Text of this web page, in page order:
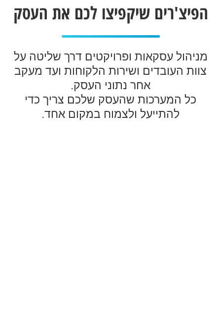
הפיצ'רים שיקפיצו לכם את העסק
מניהול עסקאות ופרויקטים דרך שליטה על
צוות העובדים ושירות הלקוחות ועד מעקב
אחר נתוני העסק.
כל המערכות שהעסק שלכם צריך כדי
להתייעל ולצמוח במקום אחד.